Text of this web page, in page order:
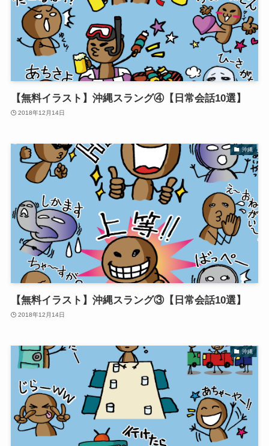
【無料イラスト】沖縄スラング④【日常会話10選】
2018年12月14日
沖縄
【無料イラスト】沖縄スラング③【日常会話10選】
2018年12月14日
沖縄